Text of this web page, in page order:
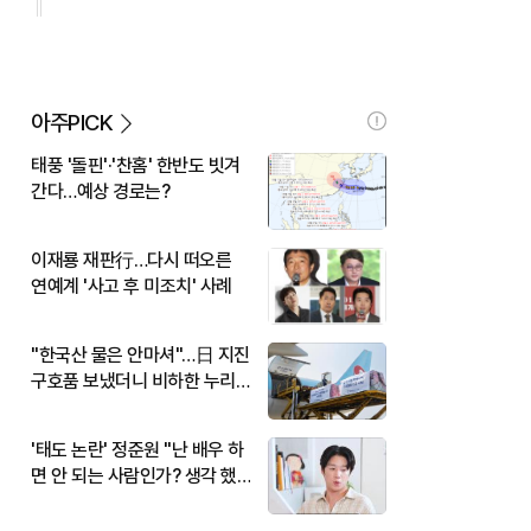
아주PICK
태풍 '돌핀'·'찬홈' 한반도 빗겨
간다…예상 경로는?
이재룡 재판行…다시 떠오른
연예계 '사고 후 미조치' 사례
"한국산 물은 안마셔"…日 지진
구호품 보냈더니 비하한 누리
'태도 논란' 정준원 "난 배우 하
면 안 되는 사람인가? 생각 했